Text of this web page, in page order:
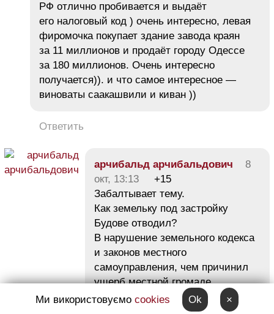
РФ отлично пробивается и выдаёт
его налоговый код ) очень интересно, левая
фиромочка покупает здание завода краян
за 11 миллионов и продаёт городу Одессе
за 180 миллионов. Очень интересно
получается)). и что самое интересное —
виноваты саакашвили и киван ))
Ответить
арчибальд арчибальдович
8
окт, 13:13
+15
Забалтывает тему.
Как земельку под застройку
Будове отводил?
В нарушение земельного кодекса
и законов местного
самоуправления, чем причинил
ущерб местной громаде.
Откатов, конечно, на залоги
Ми використовуємо cookies Ok ×